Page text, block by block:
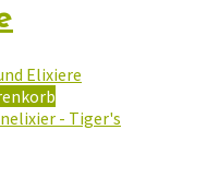
Elixiere